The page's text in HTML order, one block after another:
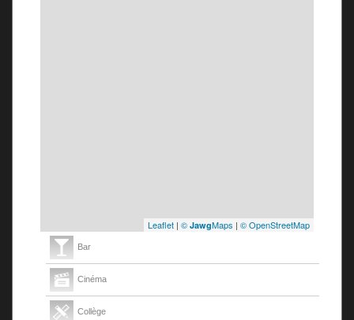
Leaflet | © JawgMaps | © OpenStreetMap
Bar
Cinéma
Collège